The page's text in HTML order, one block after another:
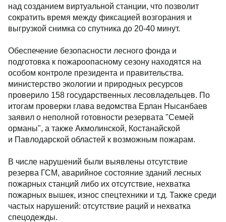
над созданием виртуальной станции, что позволит
сократить время между фиксацией возгорания и
выгрузкой снимка со спутника до 20-40 минут.
Обеспечение безопасности лесного фонда и
подготовка к пожароопасному сезону находятся на
особом контроле президента и правительства.
министерство экологии и природных ресурсов
проверило 158 государственных лесовладельцев. По
итогам проверки глава ведомства Ерлан Нысанбаев
заявил о неполной готовности резервата "Семей
орманы", а также Акмолинской, Костанайской
и Павлодарской областей к возможным пожарам.
В числе нарушений были выявлены отсутствие
резерва ГСМ, аварийное состояние зданий лесных
пожарных станций либо их отсутствие, нехватка
пожарных вышек, износ спецтехники и т.д. Также среди
частых нарушений: отсутствие раций и нехватка
спецодежды.